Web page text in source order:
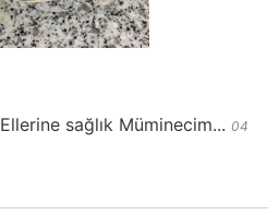
Ellerine sağlık Müminecim... 04